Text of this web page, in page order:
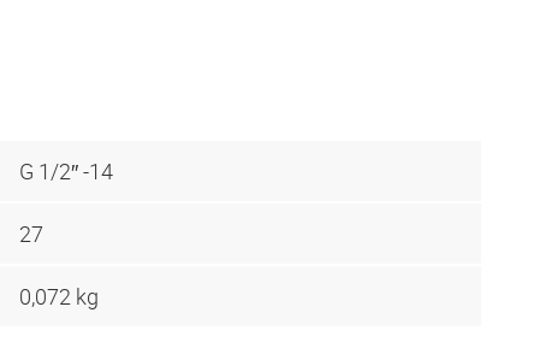
G 1/2″ -14
27
0,072 kg